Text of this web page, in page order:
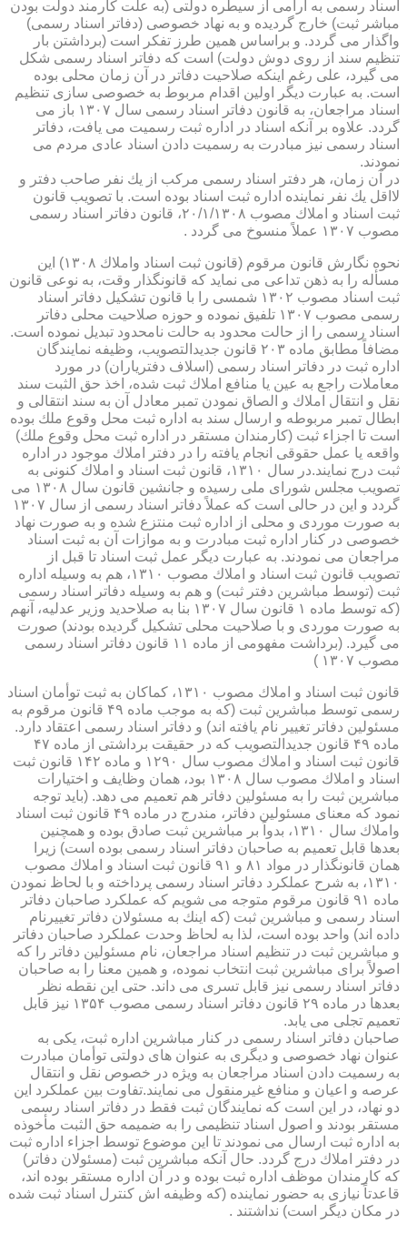
اسناد رسمی به آرامی از سیطره دولتی (به علت كارمند دولت بودن
مباشر ثبت) خارج گردیده و به نهاد خصوصی (دفاتر اسناد رسمی)
واگذار می گردد. و براساس همین طرز تفكر است (برداشتن بار
تنظیم سند از روی دوش دولت) است كه دفاتر اسناد رسمی شكل
می گیرد، علی رغم اینكه صلاحیت دفاتر در آن زمان محلی بوده
است. به عبارت دیگر اولین اقدام مربوط به خصوصی سازی تنظیم
اسناد مراجعان، به قانون دفاتر اسناد رسمی سال ۱۳۰۷ باز می
گردد. علاوه بر آنكه اسناد در اداره ثبت رسمیت می یافت، دفاتر
اسناد رسمی نیز مبادرت به رسمیت دادن اسناد عادی مردم می
نمودند.
در آن زمان، هر دفتر اسناد رسمی مركب از یك نفر صاحب دفتر و
لااقل یك نفر نماینده اداره ثبت اسناد بوده است. با تصویب قانون
ثبت اسناد و املاك مصوب ۲۰/۱/۱۳۰۸، قانون دفاتر اسناد رسمی
مصوب ۱۳۰۷ عملاً منسوخ می گردد .
نحوه نگارش قانون مرقوم (قانون ثبت اسناد واملاك ۱۳۰۸) این
مسأله را به ذهن تداعی می نماید كه قانونگذار وقت، به نوعی قانون
ثبت اسناد مصوب ۱۳۰۲ شمسی را با قانون تشكیل دفاتر اسناد
رسمی مصوب ۱۳۰۷ تلفیق نموده و حوزه صلاحیت محلی دفاتر
اسناد رسمی را از حالت محدود به حالت نامحدود تبدیل نموده است.
مضافاً مطابق ماده ۲۰۳ قانون جدیدالتصویب، وظیفه نمایندگان
اداره ثبت در دفاتر اسناد رسمی (اسلاف دفتریاران) در مورد
معاملات راجع به عین یا منافع املاك ثبت شده، اخذ حق الثبت سند
نقل و انتقال املاك و الصاق نمودن تمبر معادل آن به سند انتقالی و
ابطال تمبر مربوطه و ارسال سند به اداره ثبت محل وقوع ملك بوده
است تا اجزاء ثبت (كارمندان مستقر در اداره ثبت محل وقوع ملك)
واقعه یا عمل حقوقی انجام یافته را در دفتر املاك موجود در اداره
ثبت درج نمایند.در سال ۱۳۱۰، قانون ثبت اسناد و املاك كنونی به
تصویب مجلس شورای ملی رسیده و جانشین قانون سال ۱۳۰۸ می
گردد و این در حالی است كه عملاً دفاتر اسناد رسمی از سال ۱۳۰۷
به صورت موردی و محلی از اداره ثبت منتزع شده و به صورت نهاد
خصوصی در كنار اداره ثبت مبادرت و به موازات آن به ثبت اسناد
مراجعان می نمودند. به عبارت دیگر عمل ثبت اسناد تا قبل از
تصویب قانون ثبت اسناد و املاك مصوب ۱۳۱۰، هم به وسیله اداره
ثبت (توسط مباشرین دفتر ثبت) و هم به وسیله دفاتر اسناد رسمی
(كه توسط ماده ۱ قانون سال ۱۳۰۷ بنا به صلاحدید وزیر عدلیه، آنهم
به صورت موردی و با صلاحیت محلی تشكیل گردیده بودند) صورت
می گیرد. (برداشت مفهومی از ماده ۱۱ قانون دفاتر اسناد رسمی
مصوب ۱۳۰۷ )
قانون ثبت اسناد و املاك مصوب ۱۳۱۰، كماكان به ثبت توأمان اسناد
رسمی توسط مباشرین ثبت (كه به موجب ماده ۴۹ قانون مرقوم به
مسئولین دفاتر تغییر نام یافته اند) و دفاتر اسناد رسمی اعتقاد دارد.
ماده ۴۹ قانون جدیدالتصویب كه در حقیقت برداشتی از ماده ۴۷
قانون ثبت اسناد و املاك مصوب سال ۱۲۹۰ و ماده ۱۴۲ قانون ثبت
اسناد و املاك مصوب سال ۱۳۰۸ بود، همان وظایف و اختیارات
مباشرین ثبت را به مسئولین دفاتر هم تعمیم می دهد. (باید توجه
نمود كه معنای مسئولین دفاتر، مندرج در ماده ۴۹ قانون ثبت اسناد
واملاك سال ۱۳۱۰، بدواً بر مباشرین ثبت صادق بوده و همچنین
بعدها قابل تعمیم به صاحبان دفاتر اسناد رسمی بوده است) زیرا
همان قانونگذار در مواد ۸۱ و ۹۱ قانون ثبت اسناد و املاك مصوب
۱۳۱۰، به شرح عملكرد دفاتر اسناد رسمی پرداخته و با لحاظ نمودن
ماده ۹۱ قانون مرقوم متوجه می شویم كه عملكرد صاحبان دفاتر
اسناد رسمی و مباشرین ثبت (كه اینك به مسئولان دفاتر تغییرنام
داده اند) واحد بوده است، لذا به لحاظ وحدت عملكرد صاحبان دفاتر
و مباشرین ثبت در تنظیم اسناد مراجعان، نام مسئولین دفاتر را كه
اصولاً برای مباشرین ثبت انتخاب نموده، و همین معنا را به صاحبان
دفاتر اسناد رسمی نیز قابل تسری می داند. حتی این نقطه نظر
بعدها در ماده ۲۹ قانون دفاتر اسناد رسمی مصوب ۱۳۵۴ نیز قابل
تعمیم تجلی می یابد.
صاحبان دفاتر اسناد رسمی در كنار مباشرین اداره ثبت، یكی به
عنوان نهاد خصوصی و دیگری به عنوان های دولتی توأمان مبادرت
به رسمیت دادن اسناد مراجعان به ویژه در خصوص نقل و انتقال
عرصه و اعیان و منافع غیرمنقول می نمایند.تفاوت بین عملكرد این
دو نهاد، در این است كه نمایندگان ثبت فقط در دفاتر اسناد رسمی
مستقر بودند و اصول اسناد تنظیمی را به ضمیمه حق الثبت مأخوذه
به اداره ثبت ارسال می نمودند تا این موضوع توسط اجزاء اداره ثبت
در دفتر املاك درج گردد. حال آنكه مباشرین ثبت (مسئولان دفاتر)
كه كارمندان موظف اداره ثبت بوده و در آن اداره مستقر بوده اند،
قاعدتاً نیازی به حضور نماینده (كه وظیفه اش كنترل اسناد ثبت شده
در مكان دیگر است) نداشتند .